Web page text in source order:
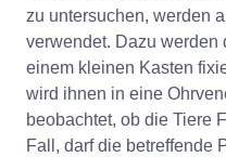
zu untersuchen, werden
verwendet. Dazu werden
einem kleinen Kasten
wird ihnen in eine
beobachtet, ob die Tiere
Fall, darf die betreffende